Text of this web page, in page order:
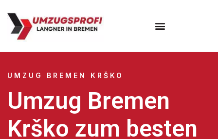
UMZUG BREMEN KRŠKO
Umzug Bremen
Krško zum besten